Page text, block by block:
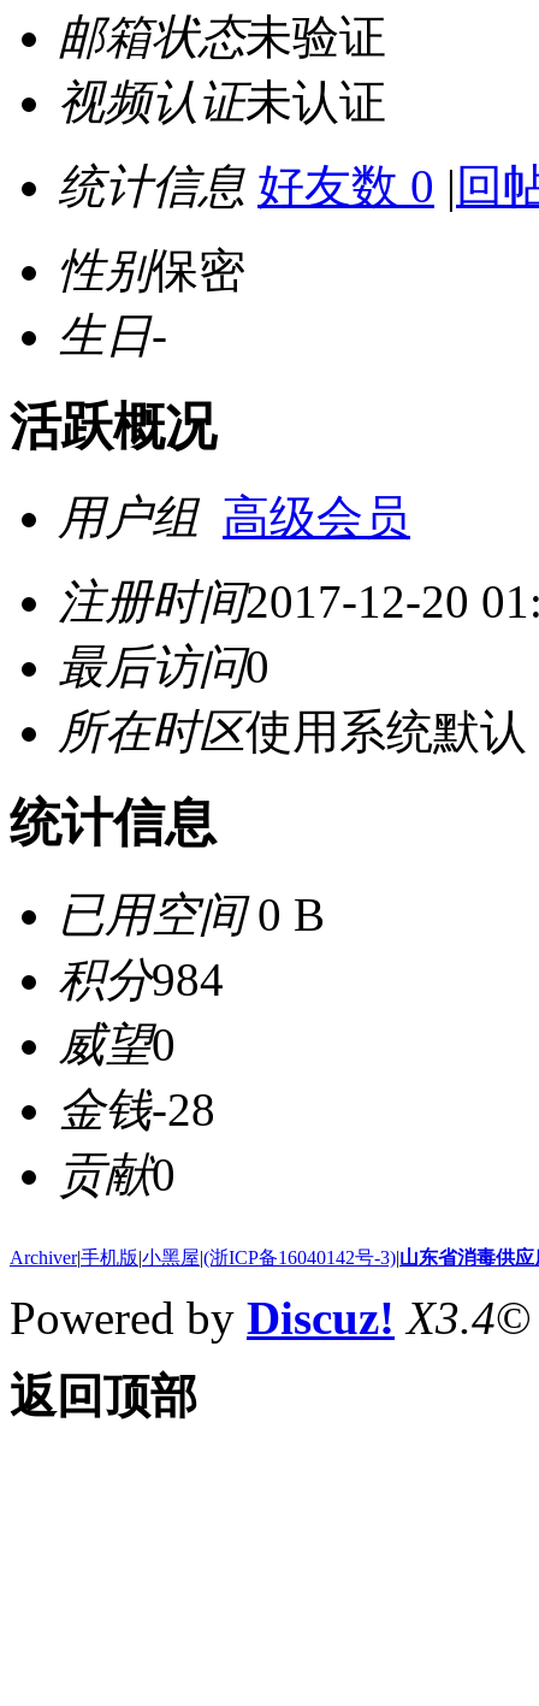
邮箱状态未验证
视频认证未认证
统计信息 好友数 0 | 回
性别保密
生日-
活跃概况
用户组 高级会员
注册时间2017-12-20
最后访问0
所在时区使用系统默认
统计信息
已用空间0 B
积分984
威望0
金钱-28
贡献0
Archiver|手机版|小黑屋|(浙ICP备16040142号-3)|山东省消毒供
Powered by Discuz! X3.4©
返回顶部